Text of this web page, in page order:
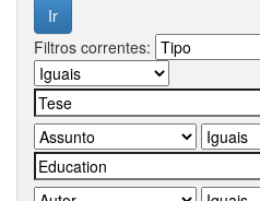
Filtros correntes: